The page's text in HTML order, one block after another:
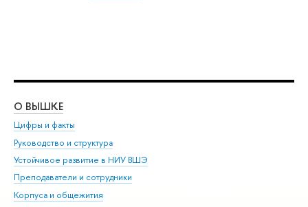
О ВЫШКЕ
Цифры и факты
Руководство и структура
Устойчивое развитие в НИУ ВШЭ
Преподаватели и сотрудники
Корпуса и общежития